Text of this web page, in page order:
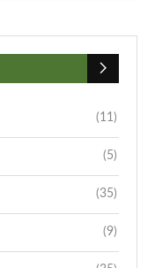
(11)
(5)
(35)
(9)